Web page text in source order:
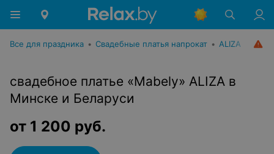
Все для праздника • Свадебные платья напрокат • ALIZA
свадебное платье «Mabely» ALIZA в
Минске и Беларуси
от 1 200 руб.